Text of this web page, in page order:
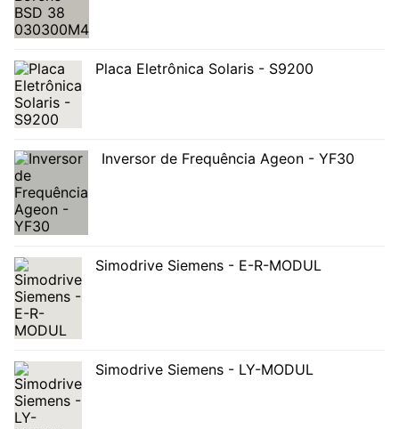
Placa Eletrônica Solaris - S9200
Inversor de Frequência Ageon - YF30
Simodrive Siemens - E-R-MODUL
Simodrive Siemens - LY-MODUL